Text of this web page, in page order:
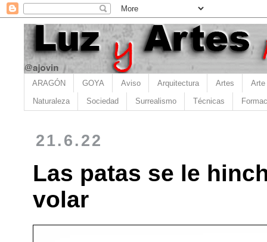
ARAGÓN GOYA Aviso Arquitectura Artes Arte
Naturaleza Sociedad Surrealismo Técnicas
21.6.22
Las patas se le
volar